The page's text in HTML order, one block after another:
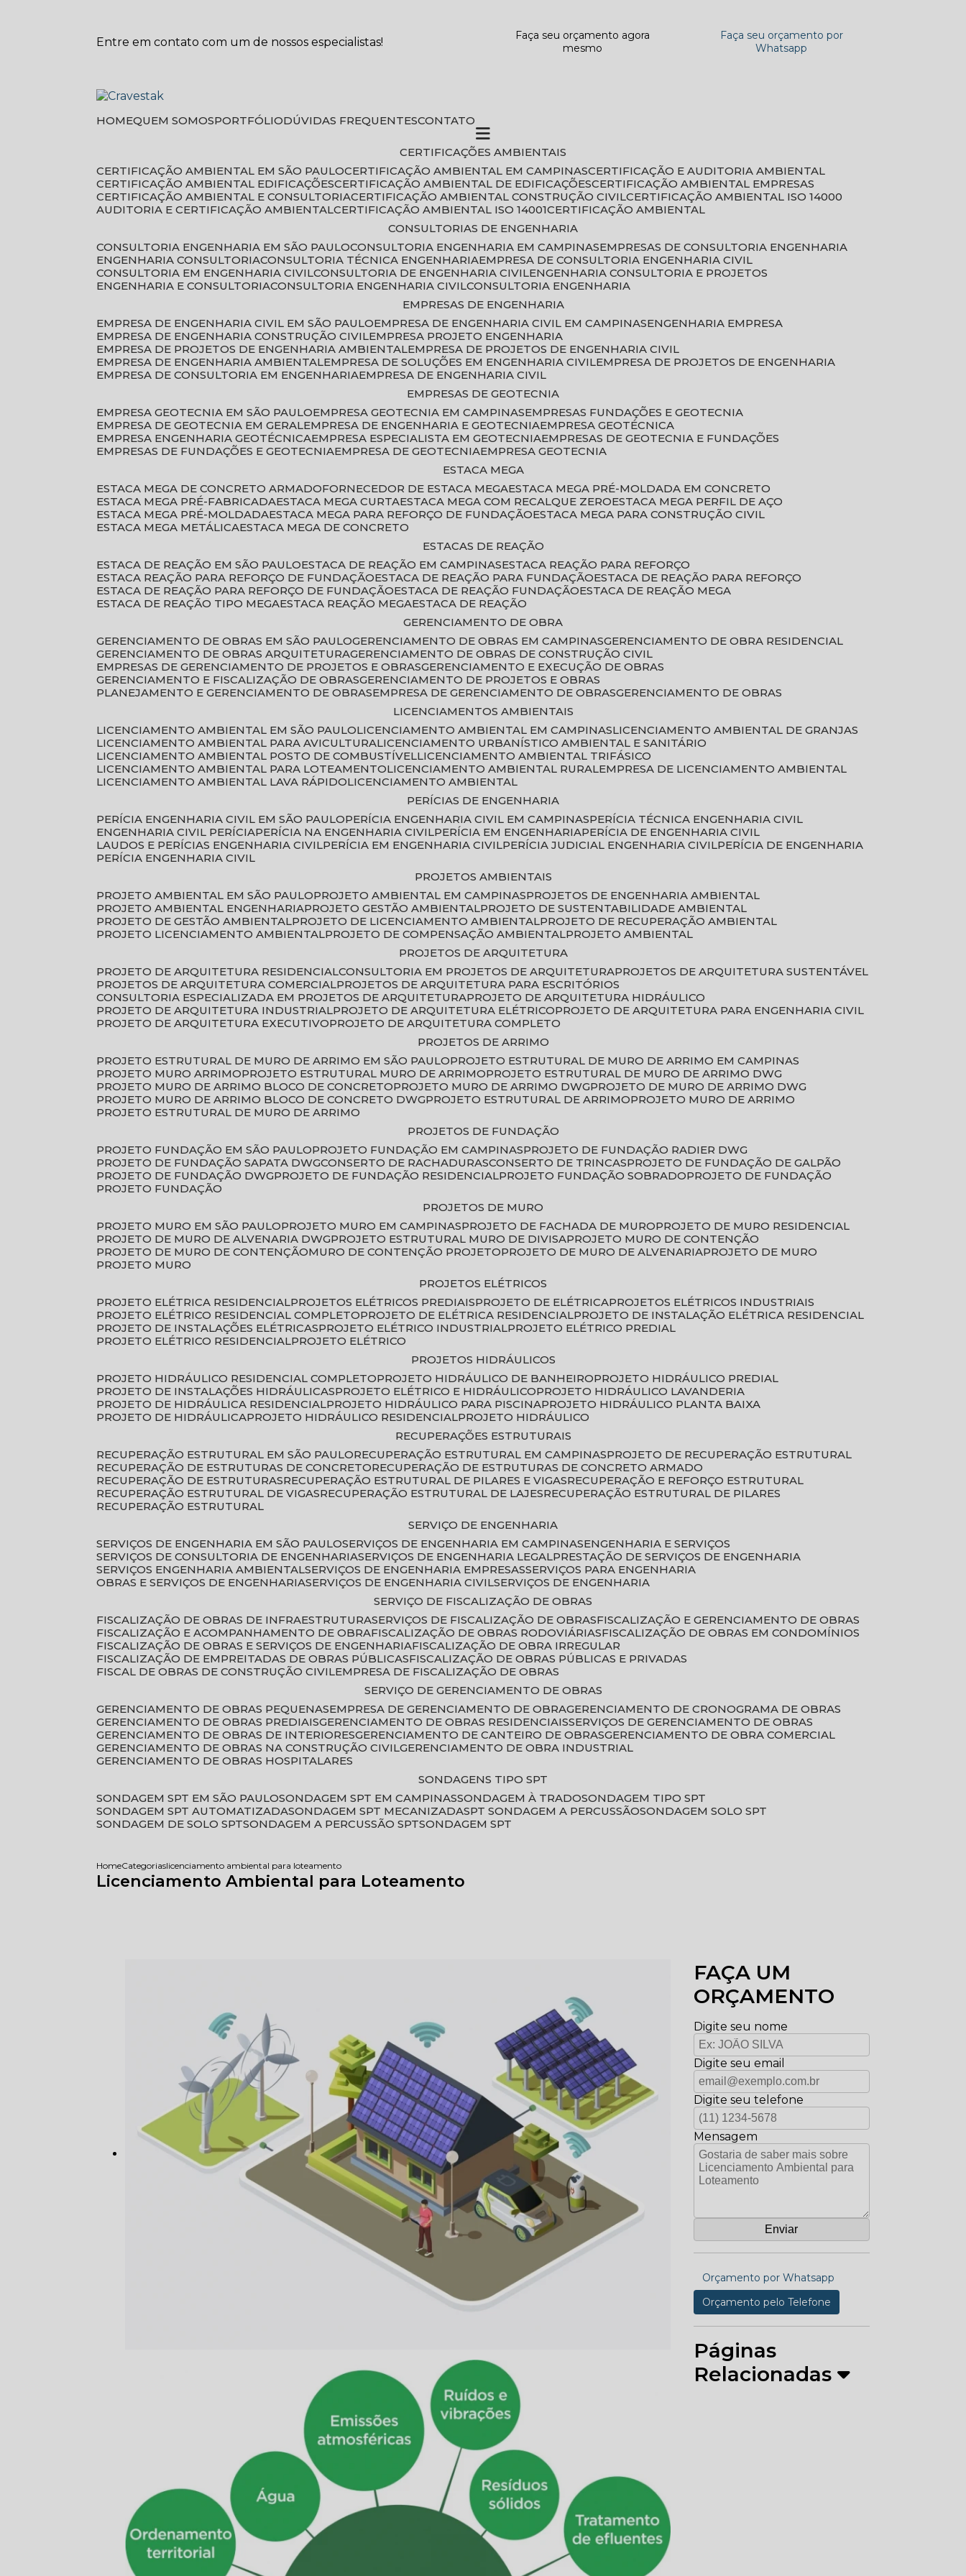
Entre em contato com um de nossos especialistas!
Faça seu orçamento agora
mesmo
Faça seu orçamento por
Whatsapp
HOME QUEM SOMOS PORTFÓLIO DÚVIDAS FREQUENTES CONTATO
CERTIFICAÇÕES AMBIENTAIS
CERTIFICAÇÃO AMBIENTAL EM SÃO PAULO
CERTIFICAÇÃO AMBIENTAL EM CAMPINAS
CERTIFICAÇÃO E AUDITORIA AMBIENTAL
CERTIFICAÇÃO AMBIENTAL EDIFICAÇÕES
CERTIFICAÇÃO AMBIENTAL DE EDIFICAÇÕES
CERTIFICAÇÃO AMBIENTAL EMPRESAS
CERTIFICAÇÃO AMBIENTAL E CONSULTORIA
CERTIFICAÇÃO AMBIENTAL CONSTRUÇÃO CIVIL
CERTIFICAÇÃO AMBIENTAL ISO 14000
AUDITORIA E CERTIFICAÇÃO AMBIENTAL
CERTIFICAÇÃO AMBIENTAL ISO 14001
CERTIFICAÇÃO AMBIENTAL
CONSULTORIAS DE ENGENHARIA
CONSULTORIA ENGENHARIA EM SÃO PAULO CONSULTORIA ENGENHARIA EM CAMPINAS
EMPRESAS DE CONSULTORIA ENGENHARIA
ENGENHARIA CONSULTORIA CONSULTORIA TÉCNICA ENGENHARIA EMPRESA DE CONSULTORIA ENGENHARIA CIVIL
CONSULTORIA EM ENGENHARIA CIVIL CONSULTORIA DE ENGENHARIA CIVIL ENGENHARIA CONSULTORIA E PROJETOS
ENGENHARIA E CONSULTORIA CONSULTORIA ENGENHARIA CIVIL CONSULTORIA ENGENHARIA
EMPRESAS DE ENGENHARIA
EMPRESA DE ENGENHARIA CIVIL EM SÃO PAULO
EMPRESA DE ENGENHARIA CIVIL EM CAMPINAS
ENGENHARIA EMPRESA
EMPRESA DE ENGENHARIA CONSTRUÇÃO CIVIL EMPRESA PROJETO ENGENHARIA
EMPRESA DE PROJETOS DE ENGENHARIA AMBIENTAL EMPRESA DE PROJETOS DE ENGENHARIA CIVIL
EMPRESA DE ENGENHARIA AMBIENTAL EMPRESA DE SOLUÇÕES EM ENGENHARIA CIVIL EMPRESA DE PROJETOS DE ENGENHARIA
EMPRESA DE CONSULTORIA EM ENGENHARIA EMPRESA DE ENGENHARIA CIVIL
EMPRESAS DE GEOTECNIA
EMPRESA GEOTECNIA EM SÃO PAULO
EMPRESA GEOTECNIA EM CAMPINAS
EMPRESAS FUNDAÇÕES E GEOTECNIA
EMPRESA DE GEOTECNIA EM GERAL EMPRESA DE ENGENHARIA E GEOTECNIA EMPRESA GEOTÉCNICA
EMPRESA ENGENHARIA GEOTÉCNICA EMPRESA ESPECIALISTA EM GEOTECNIA EMPRESAS DE GEOTECNIA E FUNDAÇÕES
EMPRESAS DE FUNDAÇÕES E GEOTECNIA EMPRESA DE GEOTECNIA EMPRESA GEOTECNIA
ESTACA MEGA
ESTACA MEGA DE CONCRETO ARMADO
FORNECEDOR DE ESTACA MEGA ESTACA MEGA PRÉ-MOLDADA EM CONCRETO
ESTACA MEGA PRÉ-FABRICADA ESTACA MEGA CURTA ESTACA MEGA COM RECALQUE ZERO
ESTACA MEGA PERFIL DE AÇO
ESTACA MEGA PRÉ-MOLDADA ESTACA MEGA PARA REFORÇO DE FUNDAÇÃO
ESTACA MEGA PARA CONSTRUÇÃO CIVIL
ESTACA MEGA METÁLICA ESTACA MEGA DE CONCRETO
ESTACAS DE REAÇÃO
ESTACA DE REAÇÃO EM SÃO PAULO
ESTACA DE REAÇÃO EM CAMPINAS
ESTACA REAÇÃO PARA REFORÇO
ESTACA REAÇÃO PARA REFORÇO DE FUNDAÇÃO
ESTACA DE REAÇÃO PARA FUNDAÇÃO
ESTACA DE REAÇÃO PARA REFORÇO
ESTACA DE REAÇÃO PARA REFORÇO DE FUNDAÇÃO
ESTACA DE REAÇÃO FUNDAÇÃO
ESTACA DE REAÇÃO MEGA
ESTACA DE REAÇÃO TIPO MEGA ESTACA REAÇÃO MEGA ESTACA DE REAÇÃO
GERENCIAMENTO DE OBRA
GERENCIAMENTO DE OBRAS EM SÃO PAULO
GERENCIAMENTO DE OBRAS EM CAMPINAS
GERENCIAMENTO DE OBRA RESIDENCIAL
GERENCIAMENTO DE OBRAS ARQUITETURA
GERENCIAMENTO DE OBRAS DE CONSTRUÇÃO CIVIL
EMPRESAS DE GERENCIAMENTO DE PROJETOS E OBRAS
GERENCIAMENTO E EXECUÇÃO DE OBRAS
GERENCIAMENTO E FISCALIZAÇÃO DE OBRAS
GERENCIAMENTO DE PROJETOS E OBRAS
PLANEJAMENTO E GERENCIAMENTO DE OBRAS
EMPRESA DE GERENCIAMENTO DE OBRAS
GERENCIAMENTO DE OBRAS
LICENCIAMENTOS AMBIENTAIS
LICENCIAMENTO AMBIENTAL EM SÃO PAULO LICENCIAMENTO AMBIENTAL EM CAMPINAS LICENCIAMENTO AMBIENTAL DE GRANJAS
LICENCIAMENTO AMBIENTAL PARA AVICULTURA LICENCIAMENTO URBANÍSTICO AMBIENTAL E SANITÁRIO
LICENCIAMENTO AMBIENTAL POSTO DE COMBUSTÍVEL LICENCIAMENTO AMBIENTAL TRIFÁSICO
LICENCIAMENTO AMBIENTAL PARA LOTEAMENTO LICENCIAMENTO AMBIENTAL RURAL EMPRESA DE LICENCIAMENTO AMBIENTAL
LICENCIAMENTO AMBIENTAL LAVA RÁPIDO LICENCIAMENTO AMBIENTAL
PERÍCIAS DE ENGENHARIA
PERÍCIA ENGENHARIA CIVIL EM SÃO PAULO
PERÍCIA ENGENHARIA CIVIL EM CAMPINAS
PERÍCIA TÉCNICA ENGENHARIA CIVIL
ENGENHARIA CIVIL PERÍCIA
PERÍCIA NA ENGENHARIA CIVIL PERÍCIA EM ENGENHARIA
PERÍCIA DE ENGENHARIA CIVIL
LAUDOS E PERÍCIAS ENGENHARIA CIVIL
PERÍCIA EM ENGENHARIA CIVIL PERÍCIA JUDICIAL ENGENHARIA CIVIL
PERÍCIA DE ENGENHARIA
PERÍCIA ENGENHARIA CIVIL
PROJETOS AMBIENTAIS
PROJETO AMBIENTAL EM SÃO PAULO
PROJETO AMBIENTAL EM CAMPINAS
PROJETOS DE ENGENHARIA AMBIENTAL
PROJETO AMBIENTAL ENGENHARIA
PROJETO GESTÃO AMBIENTAL
PROJETO DE SUSTENTABILIDADE AMBIENTAL
PROJETO DE GESTÃO AMBIENTAL
PROJETO DE LICENCIAMENTO AMBIENTAL
PROJETO DE RECUPERAÇÃO AMBIENTAL
PROJETO LICENCIAMENTO AMBIENTAL
PROJETO DE COMPENSAÇÃO AMBIENTAL
PROJETO AMBIENTAL
PROJETOS DE ARQUITETURA
PROJETO DE ARQUITETURA RESIDENCIAL CONSULTORIA EM PROJETOS DE ARQUITETURA
PROJETOS DE ARQUITETURA SUSTENTÁVEL
PROJETOS DE ARQUITETURA COMERCIAL
PROJETOS DE ARQUITETURA PARA ESCRITÓRIOS
CONSULTORIA ESPECIALIZADA EM PROJETOS DE ARQUITETURA
PROJETO DE ARQUITETURA HIDRÁULICO
PROJETO DE ARQUITETURA INDUSTRIAL
PROJETO DE ARQUITETURA ELÉTRICO
PROJETO DE ARQUITETURA PARA ENGENHARIA CIVIL
PROJETO DE ARQUITETURA EXECUTIVO
PROJETO DE ARQUITETURA COMPLETO
PROJETOS DE ARRIMO
PROJETO ESTRUTURAL DE MURO DE ARRIMO EM SÃO PAULO
PROJETO ESTRUTURAL DE MURO DE ARRIMO EM CAMPINAS
PROJETO MURO ARRIMO
PROJETO ESTRUTURAL MURO DE ARRIMO
PROJETO ESTRUTURAL DE MURO DE ARRIMO DWG
PROJETO MURO DE ARRIMO BLOCO DE CONCRETO
PROJETO MURO DE ARRIMO DWG
PROJETO DE MURO DE ARRIMO DWG
PROJETO MURO DE ARRIMO BLOCO DE CONCRETO DWG
PROJETO ESTRUTURAL DE ARRIMO
PROJETO MURO DE ARRIMO
PROJETO ESTRUTURAL DE MURO DE ARRIMO
PROJETOS DE FUNDAÇÃO
PROJETO FUNDAÇÃO EM SÃO PAULO
PROJETO FUNDAÇÃO EM CAMPINAS
PROJETO DE FUNDAÇÃO RADIER DWG
PROJETO DE FUNDAÇÃO SAPATA DWG CONSERTO DE RACHADURAS CONSERTO DE TRINCAS
PROJETO DE FUNDAÇÃO DE GALPÃO
PROJETO DE FUNDAÇÃO DWG
PROJETO DE FUNDAÇÃO RESIDENCIAL PROJETO FUNDAÇÃO SOBRADO
PROJETO DE FUNDAÇÃO
PROJETO FUNDAÇÃO
PROJETOS DE MURO
PROJETO MURO EM SÃO PAULO
PROJETO MURO EM CAMPINAS PROJETO DE FACHADA DE MURO
PROJETO DE MURO RESIDENCIAL
PROJETO DE MURO DE ALVENARIA DWG
PROJETO ESTRUTURAL MURO DE DIVISA
PROJETO MURO DE CONTENÇÃO
PROJETO DE MURO DE CONTENÇÃO
MURO DE CONTENÇÃO PROJETO PROJETO DE MURO DE ALVENARIA
PROJETO DE MURO
PROJETO MURO
PROJETOS ELÉTRICOS
PROJETO ELÉTRICA RESIDENCIAL
PROJETOS ELÉTRICOS PREDIAIS PROJETO DE ELÉTRICA
PROJETOS ELÉTRICOS INDUSTRIAIS
PROJETO ELÉTRICO RESIDENCIAL COMPLETO
PROJETO DE ELÉTRICA RESIDENCIAL
PROJETO DE INSTALAÇÃO ELÉTRICA RESIDENCIAL
PROJETO DE INSTALAÇÕES ELÉTRICAS
PROJETO ELÉTRICO INDUSTRIAL
PROJETO ELÉTRICO PREDIAL
PROJETO ELÉTRICO RESIDENCIAL
PROJETO ELÉTRICO
PROJETOS HIDRÁULICOS
PROJETO HIDRÁULICO RESIDENCIAL COMPLETO
PROJETO HIDRÁULICO DE BANHEIRO
PROJETO HIDRÁULICO PREDIAL
PROJETO DE INSTALAÇÕES HIDRÁULICAS
PROJETO ELÉTRICO E HIDRÁULICO
PROJETO HIDRÁULICO LAVANDERIA
PROJETO DE HIDRÁULICA RESIDENCIAL
PROJETO HIDRÁULICO PARA PISCINA
PROJETO HIDRÁULICO PLANTA BAIXA
PROJETO DE HIDRÁULICA
PROJETO HIDRÁULICO RESIDENCIAL
PROJETO HIDRÁULICO
RECUPERAÇÕES ESTRUTURAIS
RECUPERAÇÃO ESTRUTURAL EM SÃO PAULO
RECUPERAÇÃO ESTRUTURAL EM CAMPINAS
PROJETO DE RECUPERAÇÃO ESTRUTURAL
RECUPERAÇÃO DE ESTRUTURAS DE CONCRETO
RECUPERAÇÃO DE ESTRUTURAS DE CONCRETO ARMADO
RECUPERAÇÃO DE ESTRUTURAS
RECUPERAÇÃO ESTRUTURAL DE PILARES E VIGAS
RECUPERAÇÃO E REFORÇO ESTRUTURAL
RECUPERAÇÃO ESTRUTURAL DE VIGAS
RECUPERAÇÃO ESTRUTURAL DE LAJES
RECUPERAÇÃO ESTRUTURAL DE PILARES
RECUPERAÇÃO ESTRUTURAL
SERVIÇO DE ENGENHARIA
SERVIÇOS DE ENGENHARIA EM SÃO PAULO SERVIÇOS DE ENGENHARIA EM CAMPINAS
ENGENHARIA E SERVIÇOS
SERVIÇOS DE CONSULTORIA DE ENGENHARIA SERVIÇOS DE ENGENHARIA LEGAL
PRESTAÇÃO DE SERVIÇOS DE ENGENHARIA
SERVIÇOS ENGENHARIA AMBIENTAL SERVIÇOS DE ENGENHARIA EMPRESAS SERVIÇOS PARA ENGENHARIA
OBRAS E SERVIÇOS DE ENGENHARIA SERVIÇOS DE ENGENHARIA CIVIL SERVIÇOS DE ENGENHARIA
SERVIÇO DE FISCALIZAÇÃO DE OBRAS
FISCALIZAÇÃO DE OBRAS DE INFRAESTRUTURA SERVIÇOS DE FISCALIZAÇÃO DE OBRAS
FISCALIZAÇÃO E GERENCIAMENTO DE OBRAS
FISCALIZAÇÃO E ACOMPANHAMENTO DE OBRA FISCALIZAÇÃO DE OBRAS RODOVIÁRIAS
FISCALIZAÇÃO DE OBRAS EM CONDOMÍNIOS
FISCALIZAÇÃO DE OBRAS E SERVIÇOS DE ENGENHARIA FISCALIZAÇÃO DE OBRA IRREGULAR
FISCALIZAÇÃO DE EMPREITADAS DE OBRAS PÚBLICAS
FISCALIZAÇÃO DE OBRAS PÚBLICAS E PRIVADAS
FISCAL DE OBRAS DE CONSTRUÇÃO CIVIL EMPRESA DE FISCALIZAÇÃO DE OBRAS
SERVIÇO DE GERENCIAMENTO DE OBRAS
GERENCIAMENTO DE OBRAS PEQUENAS
EMPRESA DE GERENCIAMENTO DE OBRA
GERENCIAMENTO DE CRONOGRAMA DE OBRAS
GERENCIAMENTO DE OBRAS PREDIAIS
GERENCIAMENTO DE OBRAS RESIDENCIAIS SERVIÇOS DE GERENCIAMENTO DE OBRAS
GERENCIAMENTO DE OBRAS DE INTERIORES
GERENCIAMENTO DE CANTEIRO DE OBRAS
GERENCIAMENTO DE OBRA COMERCIAL
GERENCIAMENTO DE OBRAS NA CONSTRUÇÃO CIVIL
GERENCIAMENTO DE OBRA INDUSTRIAL
GERENCIAMENTO DE OBRAS HOSPITALARES
SONDAGENS TIPO SPT
SONDAGEM SPT EM SÃO PAULO SONDAGEM SPT EM CAMPINAS SONDAGEM À TRADO SONDAGEM TIPO SPT
SONDAGEM SPT AUTOMATIZADA SONDAGEM SPT MECANIZADA SPT SONDAGEM A PERCUSSÃO SONDAGEM SOLO SPT
SONDAGEM DE SOLO SPT SONDAGEM A PERCUSSÃO SPT SONDAGEM SPT
HomeCategoriaslicenciamento ambiental para loteamento
Licenciamento Ambiental para Loteamento
FAÇA UM
ORÇAMENTO
Digite seu nome
Digite seu email
Digite seu telefone
Mensagem
Orçamento por Whatsapp
Orçamento pelo Telefone
Páginas
Relacionadas